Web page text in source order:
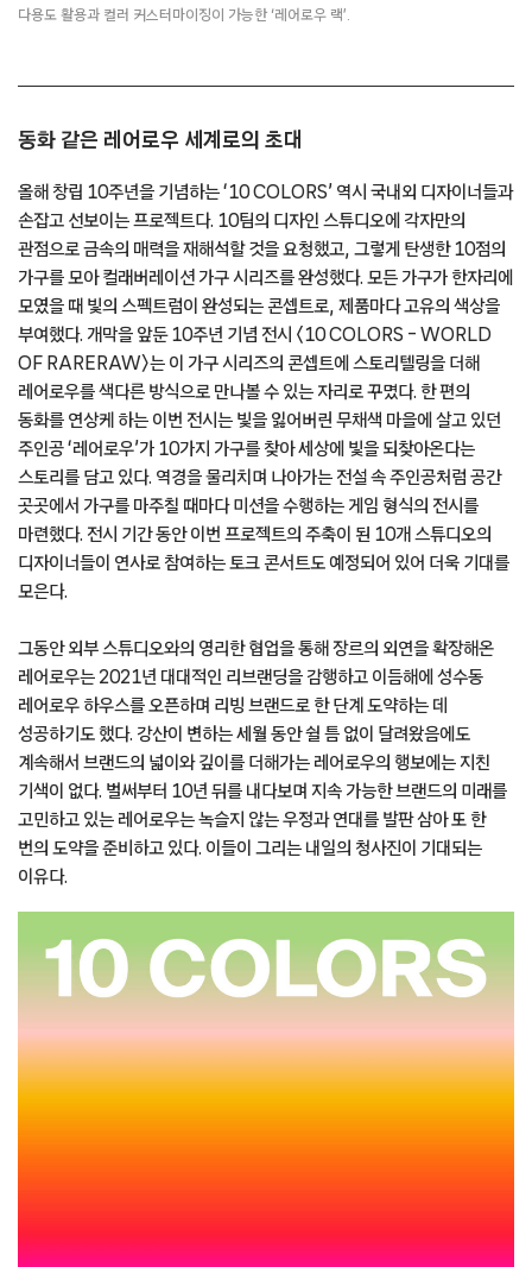
다용도 활용과 컬러 커스터마이징이 가능한 ‘레어로우 랙’.
동화 같은 레어로우 세계로의 초대
올해 창립 10주년을 기념하는 ‘10 COLORS’ 역시 국내외 디자이너들과
손잡고 선보이는 프로젝트다. 10팀의 디자인 스튜디오에 각자만의
관점으로 금속의 매력을 재해석할 것을 요청했고, 그렇게 탄생한 10점의
가구를 모아 컬래버레이션 가구 시리즈를 완성했다. 모든 가구가 한자리에
모였을 때 빛의 스펙트럼이 완성되는 콘셉트로, 제품마다 고유의 색상을
부여했다. 개막을 앞둔 10주년 기념 전시 〈10 COLORS – WORLD
OF RARERAW〉는 이 가구 시리즈의 콘셉트에 스토리텔링을 더해
레어로우를 색다른 방식으로 만나볼 수 있는 자리로 꾸몄다. 한 편의
동화를 연상케 하는 이번 전시는 빛을 잃어버린 무채색 마을에 살고 있던
주인공 ‘레어로우’가 10가지 가구를 찾아 세상에 빛을 되찾아온다는
스토리를 담고 있다. 역경을 물리치며 나아가는 전설 속 주인공처럼 공간
곳곳에서 가구를 마주칠 때마다 미션을 수행하는 게임 형식의 전시를
마련했다. 전시 기간 동안 이번 프로젝트의 주축이 된 10개 스튜디오의
디자이너들이 연사로 참여하는 토크 콘서트도 예정되어 있어 더욱 기대를
모은다.
그동안 외부 스튜디오와의 영리한 협업을 통해 장르의 외연을 확장해온
레어로우는 2021년 대대적인 리브랜딩을 감행하고 이듬해에 성수동
레어로우 하우스를 오픈하며 리빙 브랜드로 한 단계 도약하는 데
성공하기도 했다. 강산이 변하는 세월 동안 쉴 틈 없이 달려왔음에도
계속해서 브랜드의 넓이와 깊이를 더해가는 레어로우의 행보에는 지친
기색이 없다. 벌써부터 10년 뒤를 내다보며 지속 가능한 브랜드의 미래를
고민하고 있는 레어로우는 녹슬지 않는 우정과 연대를 발판 삼아 또 한
번의 도약을 준비하고 있다. 이들이 그리는 내일의 청사진이 기대되는
이유다.